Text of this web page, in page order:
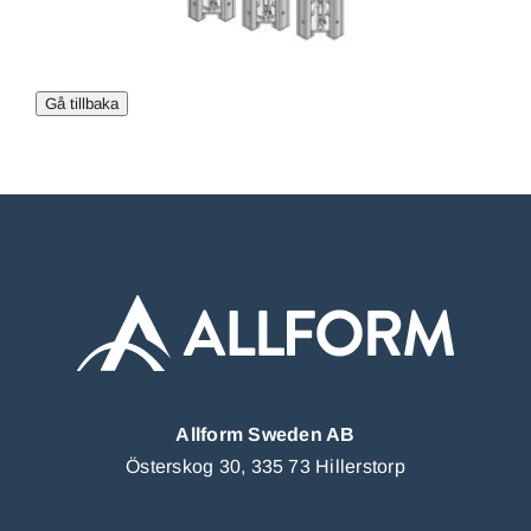
Allform Sweden AB
Österskog 30, 335 73 Hillerstorp